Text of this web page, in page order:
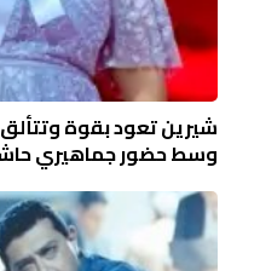
شيرين تعود بقوة
وسط حضور جماهيري